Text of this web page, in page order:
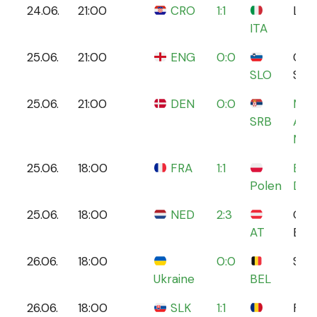
24.06.
21:00 CRO
1:1
ITA
25.06. 21:00 ENG
0:0
SLO
25.06.
21:00 DEN
0:0
SRB
25.06.
18:00 FRA
1:1
Polen
25.06.
18:00 NED
2:3
AT
26.06.
18:00
Ukraine
0:0
BEL
26.06. 18:00 SLK
1:1